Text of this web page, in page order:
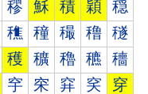
穋 穌 積 穎 穏
穛 穜 穝 穞 穟
穫 穬 穭 穮 穯
穻 穼 穽 穾 穿